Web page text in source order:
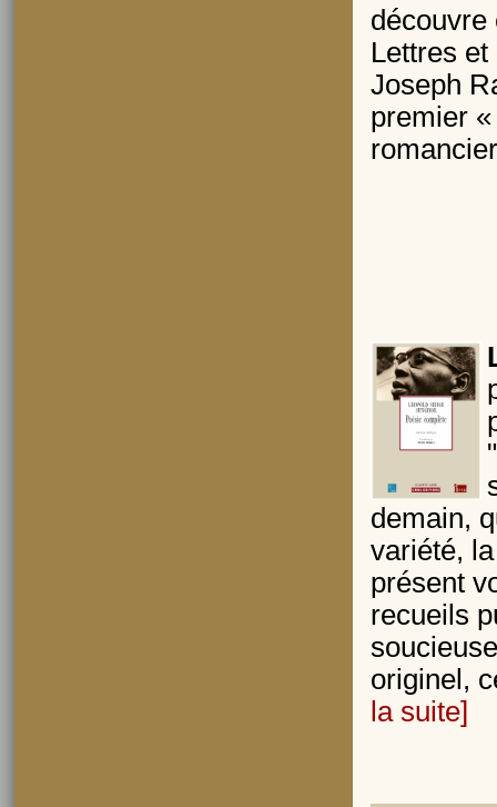
découvre
Lettres
Joseph
premier
demain,
variété,
présent
recueils
originel,
la suite]